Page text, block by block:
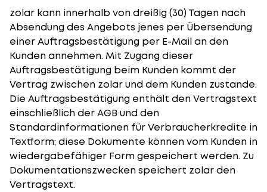
zolar kann innerhalb von dreißig (30) Tagen nach
Absendung des Angebots jenes per Übersendung
einer Auftragsbestätigung per E-Mail an den
Kunden annehmen. Mit Zugang dieser
Auftragsbestätigung beim Kunden kommt der
Vertrag zwischen zolar und dem Kunden zustande.
Die Auftragsbestätigung enthält den Vertragstext
einschließlich der AGB und den
Standardinformationen für Verbraucherkredite in
Textform; diese Dokumente können vom Kunden in
wiedergabefähiger Form gespeichert werden. Zu
Dokumentationszwecken speichert zolar den
Vertragstext.